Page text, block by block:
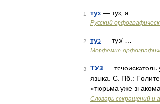
1 туз — туз, а …
Русский
2 туз — туз/ …
Морфемно-
3 ТУЗ — течеискатель
языка. С. Пб.:
«тюрьма уже
Словарь сокращений и